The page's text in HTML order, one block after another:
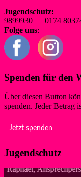
Jugendschutz:
9899930 0174
Folge uns:
Spenden für den
Über diesen Button
spenden. Jeder Betrag
Jetzt spenden
Jugendschutz